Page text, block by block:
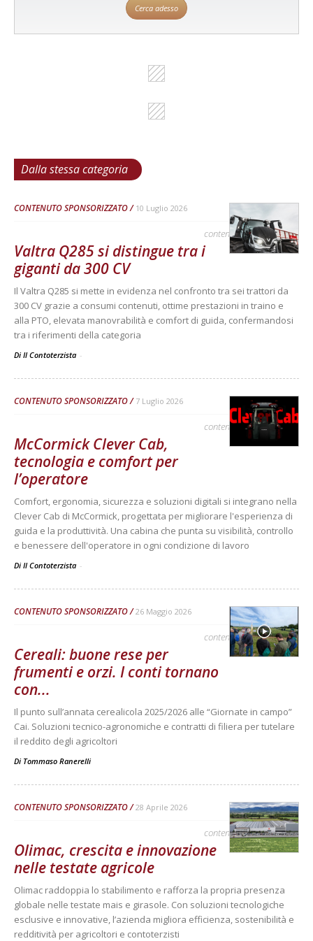
Cerca adesso
Dalla stessa categoria
CONTENUTO SPONSORIZZATO 10 Luglio 2026
contenuto sponsorizzato
Valtra Q285 si distingue tra i
giganti da 300 CV
Il Valtra Q285 si mette in evidenza nel confronto tra sei trattori da
300 CV grazie a consumi contenuti, ottime prestazioni in traino e
alla PTO, elevata manovrabilità e comfort di guida, confermandosi
tra i riferimenti della categoria
Di Il Contoterzista -
CONTENUTO SPONSORIZZATO 7 Luglio 2026
contenuto sponsorizzato
McCormick Clever Cab,
tecnologia e comfort per
l’operatore
Comfort, ergonomia, sicurezza e soluzioni digitali si integrano nella
Clever Cab di McCormick, progettata per migliorare l'esperienza di
guida e la produttività. Una cabina che punta su visibilità, controllo
e benessere dell'operatore in ogni condizione di lavoro
Di Il Contoterzista -
CONTENUTO SPONSORIZZATO 26 Maggio 2026
contenuto sponsorizzato
Cereali: buone rese per
frumenti e orzi. I conti tornano
con...
Il punto sull’annata cerealicola 2025/2026 alle “Giornate in campo”
Cai. Soluzioni tecnico-agronomiche e contratti di filiera per tutelare
il reddito degli agricoltori
Di Tommaso Ranerelli
CONTENUTO SPONSORIZZATO 28 Aprile 2026
contenuto sponsorizzato
Olimac, crescita e innovazione
nelle testate agricole
Olimac raddoppia lo stabilimento e rafforza la propria presenza
globale nelle testate mais e girasole. Con soluzioni tecnologiche
esclusive e innovative, l’azienda migliora efficienza, sostenibilità e
redditività per agricoltori e contoterzisti